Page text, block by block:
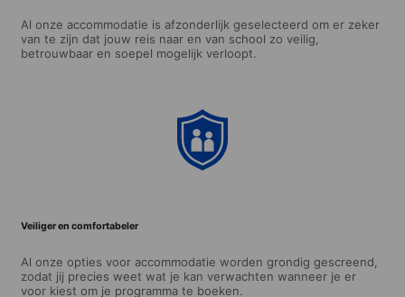
Al onze accommodatie is afzonderlijk geselecteerd om er zeker
van te zijn dat jouw reis naar en van school zo veilig,
betrouwbaar en soepel mogelijk verloopt.
Veiliger en comfortabeler
Al onze opties voor accommodatie worden grondig gescreend,
zodat jij precies weet wat je kan verwachten wanneer je er
voor kiest om je programma te boeken.